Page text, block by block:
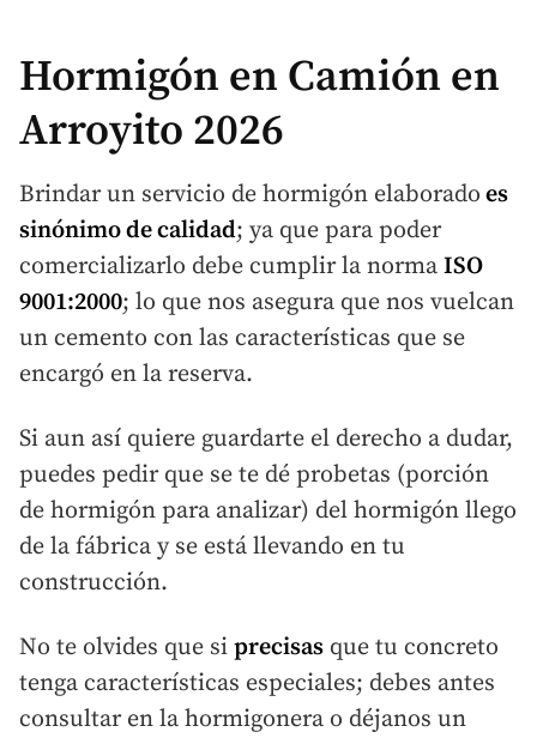
Hormigón en Camión en
Arroyito 2026
Brindar un servicio de hormigón elaborado es
sinónimo de calidad; ya que para poder
comercializarlo debe cumplir la norma ISO
9001:2000; lo que nos asegura que nos vuelcan
un cemento con las características que se
encargó en la reserva.
Si aun así quiere guardarte el derecho a dudar,
puedes pedir que se te dé probetas (porción
de hormigón para analizar) del hormigón llego
de la fábrica y se está llevando en tu
construcción.
No te olvides que si precisas que tu concreto
tenga características especiales; debes antes
consultar en la hormigonera o déjanos un